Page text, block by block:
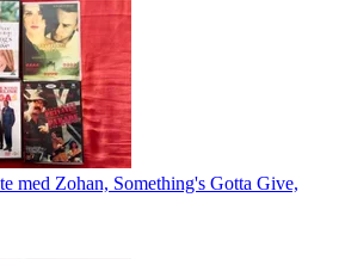
med Zohan, Something's Gotta Give,